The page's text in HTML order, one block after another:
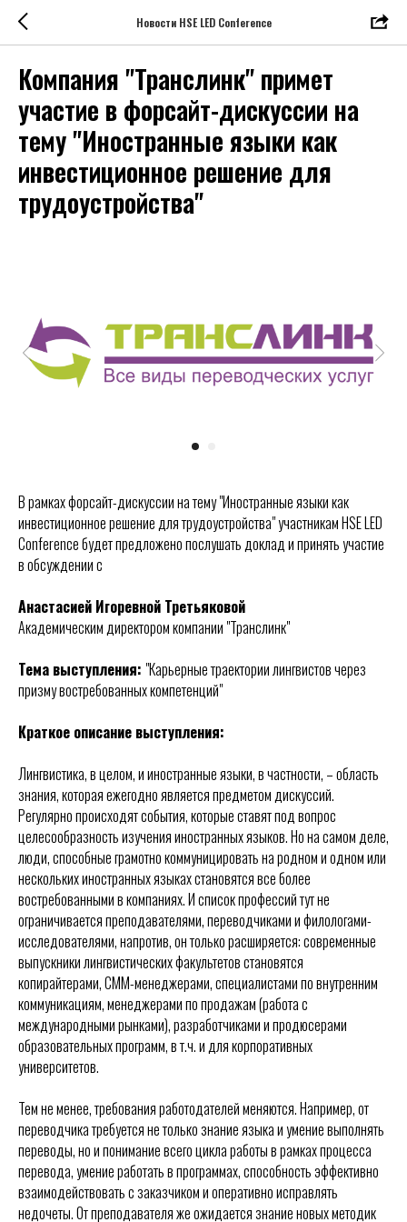
Новости HSE LED Conference
Компания "Транслинк" примет
участие в форсайт-дискуссии на
тему "Иностранные языки как
инвестиционное решение для
трудоустройства"
В рамках форсайт-дискуссии на тему "Иностранные языки как
инвестиционное решение для трудоустройства" участникам HSE LED
Conference будет предложено послушать доклад и принять участие
в обсуждении с
Анастасией Игоревной Третьяковой
Академическим директором компании "Транслинк"
Тема выступления: "Карьерные траектории лингвистов через
призму востребованных компетенций"
Краткое описание выступления:
Лингвистика, в целом, и иностранные языки, в частности, – область
знания, которая ежегодно является предметом дискуссий.
Регулярно происходят события, которые ставят под вопрос
целесообразность изучения иностранных языков. Но на самом деле,
люди, способные грамотно коммуницировать на родном и одном или
нескольких иностранных языках становятся все более
востребованными в компаниях. И список профессий тут не
ограничивается преподавателями, переводчиками и филологами-
исследователями, напротив, он только расширяется: современные
выпускники лингвистических факультетов становятся
копирайтерами, СММ-менеджерами, специалистами по внутренним
коммуникациям, менеджерами по продажам (работа с
международными рынками), разработчиками и продюсерами
образовательных программ, в т.ч. и для корпоративных
университетов.
Тем не менее, требования работодателей меняются. Например, от
переводчика требуется не только знание языка и умение выполнять
переводы, но и понимание всего цикла работы в рамках процесса
перевода, умение работать в программах, способность эффективно
взаимодействовать с заказчиком и оперативно исправлять
недочеты. От преподавателя же ожидается знание новых методик